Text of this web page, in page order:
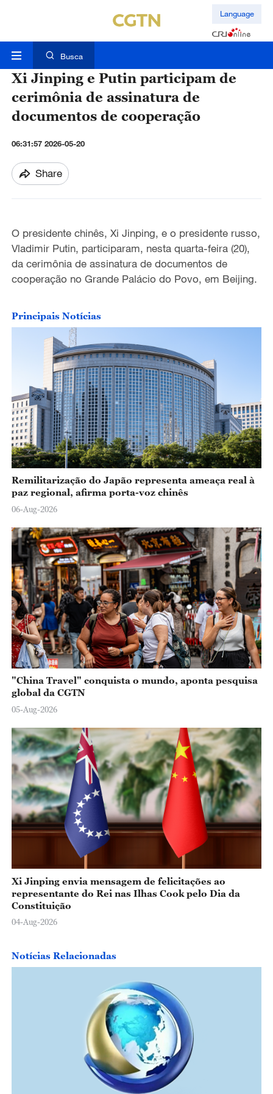
Language
Busca
Xi Jinping e Putin participam de
cerimônia de assinatura de
documentos de cooperação
06:31:57 2026-05-20
Share
O presidente chinês, Xi Jinping, e o presidente russo,
Vladimir Putin, participaram, nesta quarta-feira (20),
da cerimônia de assinatura de documentos de
cooperação no Grande Palácio do Povo, em Beijing.
Principais Notícias
Remilitarização do Japão representa ameaça real à
paz regional, afirma porta-voz chinês
06-Aug-2026
"China Travel" conquista o mundo, aponta pesquisa
global da CGTN
05-Aug-2026
Xi Jinping envia mensagem de felicitações ao
representante do Rei nas Ilhas Cook pelo Dia da
Constituição
04-Aug-2026
Notícias Relacionadas